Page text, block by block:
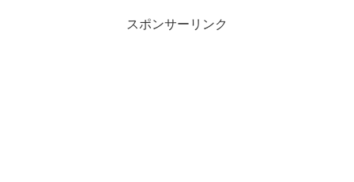
スポンサーリンク